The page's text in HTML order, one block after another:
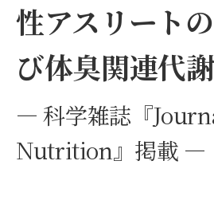
性アスリート
び体臭関連代
― 科学雑誌『
Nutrition』掲載 ―